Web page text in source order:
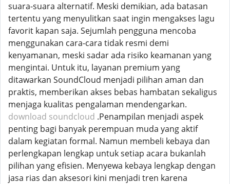
suara-suara alternatif. Meski demikian, ada batasan
tertentu yang menyulitkan saat ingin mengakses lagu
favorit kapan saja. Sejumlah pengguna mencoba
menggunakan cara-cara tidak resmi demi
kenyamanan, meski sadar ada risiko keamanan yang
mengintai. Untuk itu, layanan premium yang
ditawarkan SoundCloud menjadi pilihan aman dan
praktis, memberikan akses bebas hambatan sekaligus
menjaga kualitas pengalaman mendengarkan.
download soundcloud .Penampilan menjadi aspek
penting bagi banyak perempuan muda yang aktif
dalam kegiatan formal. Namun membeli kebaya dan
perlengkapan lengkap untuk setiap acara bukanlah
pilihan yang efisien. Menyewa kebaya lengkap dengan
jasa rias dan aksesori kini menjadi tren karena